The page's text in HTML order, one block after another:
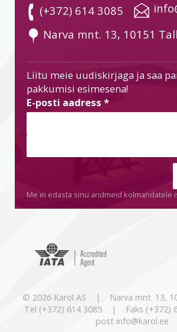
(+372) 614 3085
Narva mnt. 13, 10151
Liitu meie uudiskirjaga ja saa
pakkumisi esimesena!
E-posti aadress *
Me ei edasta sinu andmeid kolmandatele
© 2026 Karol AS | Narva mnt. 13,
Tel (+372) 614 3085 | Faks
post info@karol.ee